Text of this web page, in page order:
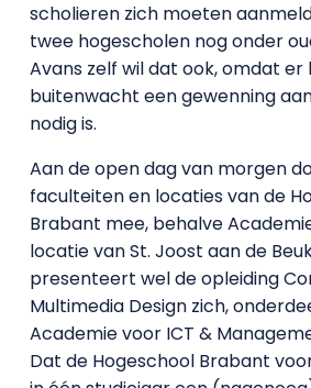
scholieren zich moeten
twee hogescholen nog onder
Avans zelf wil dat ook, omdat er
buitenwacht een gewenning
nodig is.
Aan de open dag van morgen
faculteiten en locaties van de
Brabant mee, behalve
locatie van St. Joost aan de
presenteert wel de opleiding
Multimedia Design zich,
Academie voor ICT &
Dat de Hogeschool Brabant